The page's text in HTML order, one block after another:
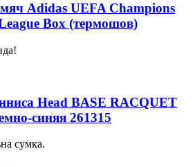
Adidas UEFA Champions
Box (термошов)
Head BASE RACQUET
синяя 261315
сумка.